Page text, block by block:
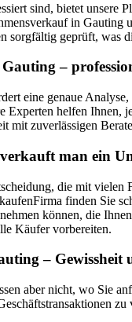
sind, bietet
in
sorgfältig geprüft, was
–
eine genaue
helfen Ihnen,
mit zuverlässigen
man ein
die mit
finden Sie
können, die
Käufer vorbereiten.
– Gewissheit
aber nicht, wo Sie